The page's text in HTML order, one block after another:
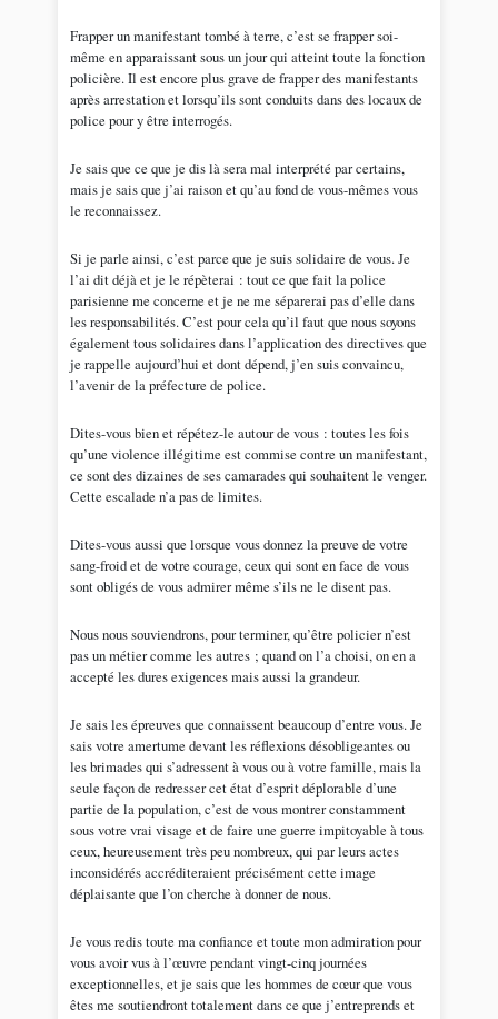
Frapper un manifestant tombé à terre, c’est se frapper soi-
même en apparaissant sous un jour qui atteint toute la fonction
policière. Il est encore plus grave de frapper des manifestants
après arrestation et lorsqu’ils sont conduits dans des locaux de
police pour y être interrogés.
Je sais que ce que je dis là sera mal interprété par certains,
mais je sais que j’ai raison et qu’au fond de vous-mêmes vous
le reconnaissez.
Si je parle ainsi, c’est parce que je suis solidaire de vous. Je
l’ai dit déjà et je le répèterai : tout ce que fait la police
parisienne me concerne et je ne me séparerai pas d’elle dans
les responsabilités. C’est pour cela qu’il faut que nous soyons
également tous solidaires dans l’application des directives que
je rappelle aujourd’hui et dont dépend, j’en suis convaincu,
l’avenir de la préfecture de police.
Dites-vous bien et répétez-le autour de vous : toutes les fois
qu’une violence illégitime est commise contre un manifestant,
ce sont des dizaines de ses camarades qui souhaitent le venger.
Cette escalade n’a pas de limites.
Dites-vous aussi que lorsque vous donnez la preuve de votre
sang-froid et de votre courage, ceux qui sont en face de vous
sont obligés de vous admirer même s’ils ne le disent pas.
Nous nous souviendrons, pour terminer, qu’être policier n’est
pas un métier comme les autres ; quand on l’a choisi, on en a
accepté les dures exigences mais aussi la grandeur.
Je sais les épreuves que connaissent beaucoup d’entre vous. Je
sais votre amertume devant les réflexions désobligeantes ou
les brimades qui s’adressent à vous ou à votre famille, mais la
seule façon de redresser cet état d’esprit déplorable d’une
partie de la population, c’est de vous montrer constamment
sous votre vrai visage et de faire une guerre impitoyable à tous
ceux, heureusement très peu nombreux, qui par leurs actes
inconsidérés accréditeraient précisément cette image
déplaisante que l’on cherche à donner de nous.
Je vous redis toute ma confiance et toute mon admiration pour
vous avoir vus à l’œuvre pendant vingt-cinq journées
exceptionnelles, et je sais que les hommes de cœur que vous
êtes me soutiendront totalement dans ce que j’entreprends et